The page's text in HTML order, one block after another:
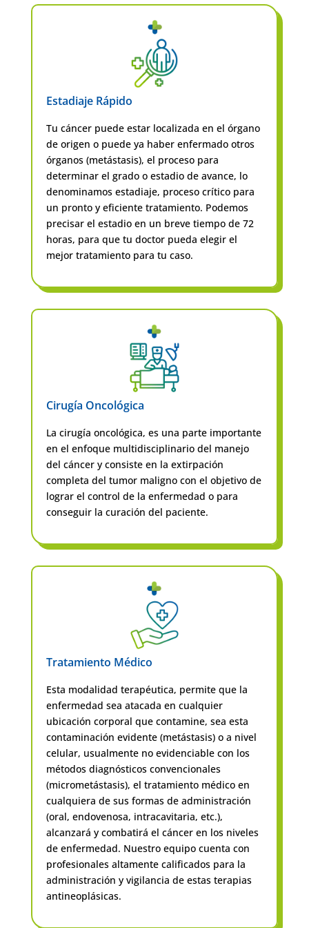
Estadiaje Rápido
Tu cáncer puede estar localizada en el órgano
de origen o puede ya haber enfermado otros
órganos (metástasis), el proceso para
determinar el grado o estadio de avance, lo
denominamos estadiaje, proceso crítico para
un pronto y eficiente tratamiento. Podemos
precisar el estadio en un breve tiempo de 72
horas, para que tu doctor pueda elegir el
mejor tratamiento para tu caso.
Cirugía Oncológica
La cirugía oncológica, es una parte importante
en el enfoque multidisciplinario del manejo
del cáncer y consiste en la extirpación
completa del tumor maligno con el objetivo de
lograr el control de la enfermedad o para
conseguir la curación del paciente.
Tratamiento Médico
Esta modalidad terapéutica, permite que la
enfermedad sea atacada en cualquier
ubicación corporal que contamine, sea esta
contaminación evidente (metástasis) o a nivel
celular, usualmente no evidenciable con los
métodos diagnósticos convencionales
(micrometástasis), el tratamiento médico en
cualquiera de sus formas de administración
(oral, endovenosa, intracavitaria, etc.),
alcanzará y combatirá el cáncer en los niveles
de enfermedad. Nuestro equipo cuenta con
profesionales altamente calificados para la
administración y vigilancia de estas terapias
antineoplásicas.